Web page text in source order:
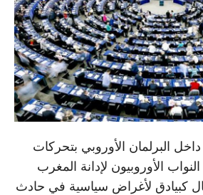
البرلمان الأوروبي بتحركات
الأوروبيون لإدانة المغرب
كبيادق لأغراض سياسية في حادث